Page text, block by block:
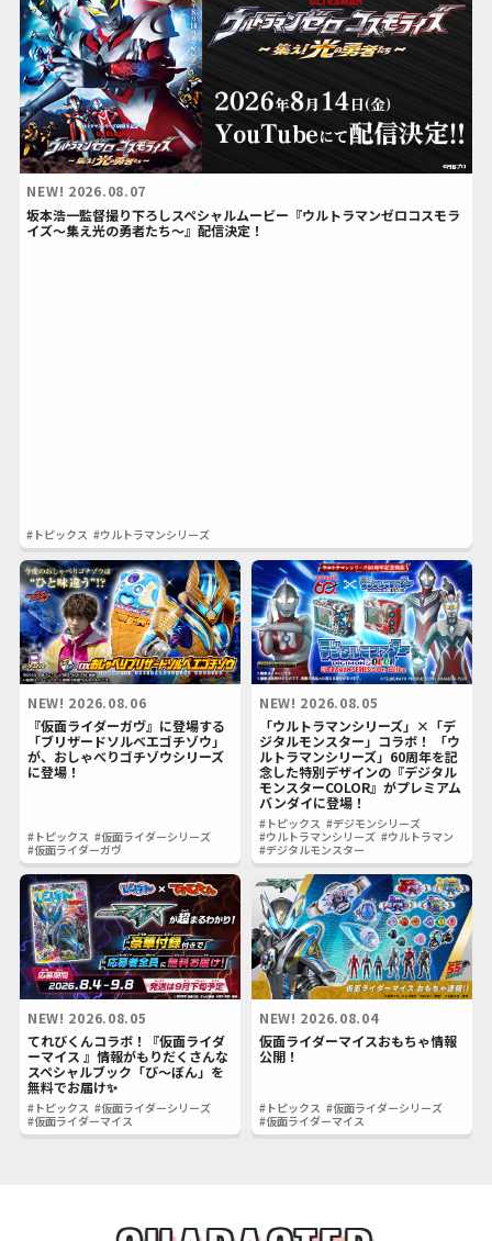
NEW! 2026.08.07
坂本浩一監督撮り下ろしスペシャルムービー『ウルトラマンゼロコスモラ
イズ～集え光の勇者たち～』配信決定！
#トピックス #ウルトラマンシリーズ
NEW! 2026.08.06
『仮面ライダーガヴ』に登場する
「ブリザードソルベエゴチゾウ」
が、おしゃべりゴチゾウシリーズ
に登場！
#トピックス #仮面ライダーシリーズ
#仮面ライダーガヴ
NEW! 2026.08.05
「ウルトラマンシリーズ」×「デ
ジタルモンスター」コラボ！ 「ウ
ルトラマンシリーズ」60周年を記
念した特別デザインの『デジタル
モンスターCOLOR』がプレミアム
バンダイに登場！
#トピックス #デジモンシリーズ
#ウルトラマンシリーズ #ウルトラマン
#デジタルモンスター
NEW! 2026.08.05
てれびくんコラボ！『仮面ライダ
ーマイス 』情報がもりだくさんな
スペシャルブック「び～ぼん」を
無料でお届け✨
#トピックス #仮面ライダーシリーズ
#仮面ライダーマイス
NEW! 2026.08.04
仮面ライダーマイスおもちゃ情報
公開！
#トピックス #仮面ライダーシリーズ
#仮面ライダーマイス